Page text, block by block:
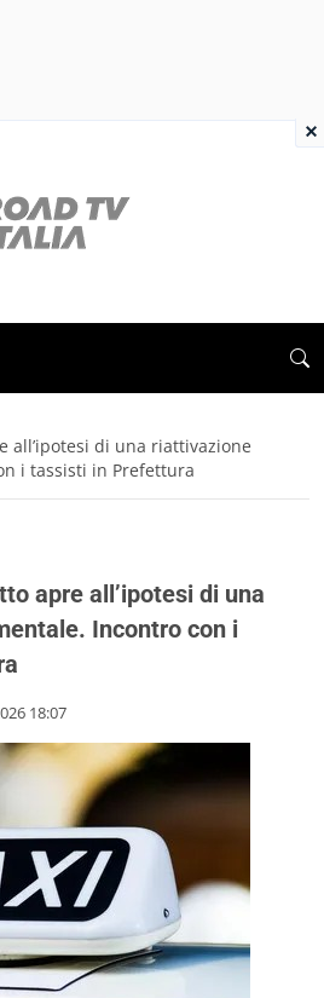
all’ipotesi di una riattivazione
i tassisti in Prefettura
apre all’ipotesi di una
Incontro con i
18:07
×